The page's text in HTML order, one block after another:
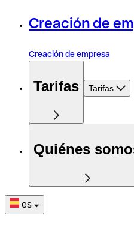
Creación de
Creación de empresa
Tarifas Tarifas
Quiénes
es